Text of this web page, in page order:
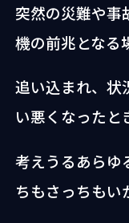
突然の災難や事
機の前兆となる
追い込まれ、状
い悪くなったと
考えうるあらゆ
ちもさっちもい